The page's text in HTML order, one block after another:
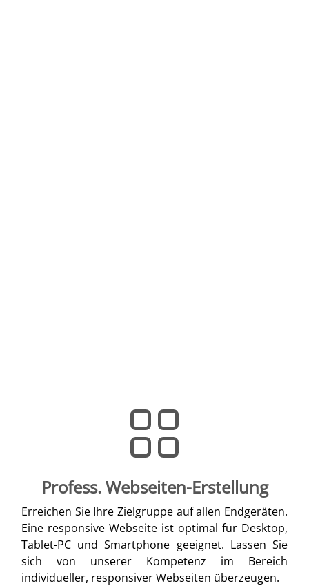
Profess. Webseiten-Erstellung
Erreichen Sie Ihre Zielgruppe auf allen Endgeräten.
Eine responsive Webseite ist optimal für Desktop,
Tablet-PC und Smartphone geeignet. Lassen Sie
sich von unserer Kompetenz im Bereich
individueller, responsiver Webseiten überzeugen.